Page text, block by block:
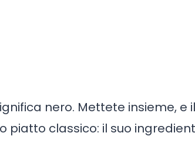
nero. Mettete insieme, e il
piatto classico: il suo